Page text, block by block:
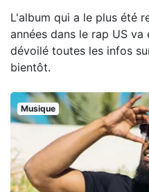
L'album qui a le plus été
années dans le rap US
dévoilé toutes les infos
bientôt.
Musique